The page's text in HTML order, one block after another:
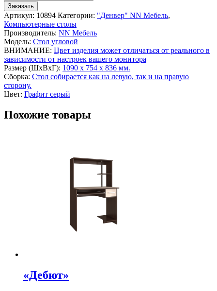
Заказать
Артикул: 10894 Категории: "Денвер" NN Мебель,
Компьютерные столы
Производитель: NN Мебель
Модель: Стол угловой
ВНИМАНИЕ: Цвет изделия может отличаться от реального в
зависимости от настроек вашего монитора
Размер (ШхВхГ): 1090 х 754 х 836 мм.
Сборка: Стол собирается как на левую, так и на правую
сторону.
Цвет: Графит серый
Похожие товары
«Дебют»